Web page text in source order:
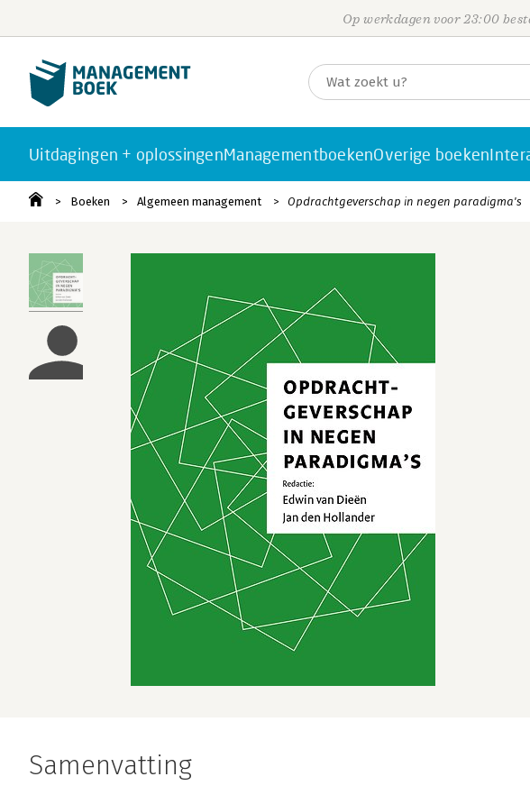
Op werkdagen voor 23:00
Uitdagingen + oplossingenManagementboekenOverige boeken
Boeken Algemeen management Opdrachtgeverschap in negen paradigma's
Samenvatting